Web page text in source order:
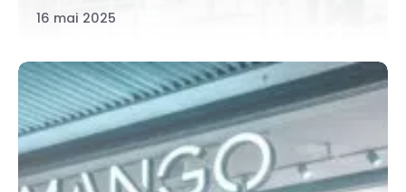
16 mai 2025